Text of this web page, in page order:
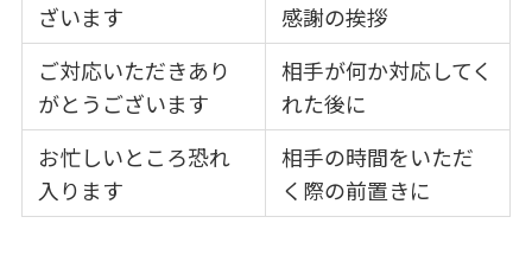
ざいます
感謝の挨拶
ご対応いただきあり
がとうございます
相手が何か対応してく
れた後に
お忙しいところ恐れ
入ります
相手の時間をいただ
く際の前置きに